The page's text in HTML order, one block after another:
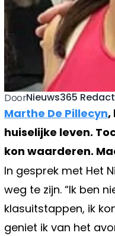
DoorNieuws365
Marthe De Pillecyn,
huiselijke leven.
kon waarderen.
In gesprek met Het
weg te zijn. “Ik ben
klasuitstappen, ik
geniet ik van het